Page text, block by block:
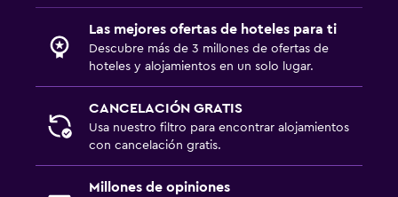
Las mejores ofertas de hoteles para ti
Descubre más de 3 millones de ofertas de
hoteles y alojamientos en un solo lugar.
CANCELACIÓN GRATIS
Usa nuestro filtro para encontrar alojamientos
con cancelación gratis.
Millones de opiniones